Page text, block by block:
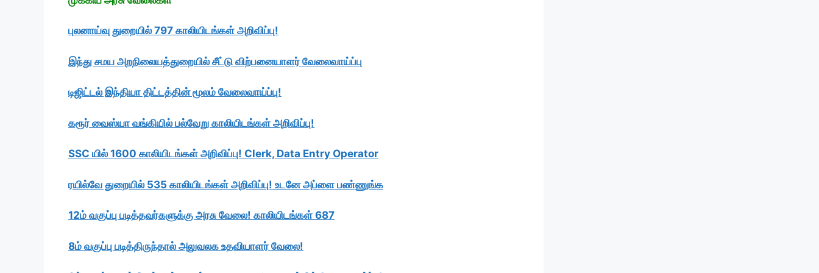
புலனாய்வு துறையில் 797 காலியிடங்கள் அறிவிப்பு!
இந்து சமய அறநிலையத்துறையில் சீட்டு விற்பனையாளர் வேலைவாய்ப்பு
டிஜிட்டல் இந்தியா திட்டத்தின் மூலம் வேலைவாய்ப்பு!
கரூர் வைஸ்யா வங்கியில் பல்வேறு காலியிடங்கள் அறிவிப்பு!
SSC யில் 1600 காலியிடங்கள் அறிவிப்பு! Clerk, Data Entry Operator
ரயில்வே துறையில் 535 காலியிடங்கள் அறிவிப்பு! உடனே அப்ளை பண்ணுங்க
12ம் வகுப்பு படித்தவர்களுக்கு அரசு வேலை! காலியிடங்கள் 687
8ம் வகுப்பு படித்திருந்தால் அலுவலக உதவியாளர் வேலை!